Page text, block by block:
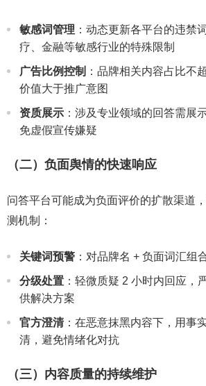
敏感词管理 ：动态更新各平台的违禁
疗、金融等敏感行业的特殊限制
广告比例控制 ：品牌相关内容占比不
价值大于推广意图
资质展示 ：涉及专业领域的回答需展
免虚假宣传嫌疑
（二）负面舆情的快速响应
问答平台可能成为负面评价的扩散渠道
测机制：
关键词预警 ：对品牌名 + 负面词汇组
分级处置 ：轻微质疑 2 小时内回应，
供解决方案
官方澄清：在恶意抹黑内容下，用事
清，避免情绪化对抗
（三）内容质量的持续维护